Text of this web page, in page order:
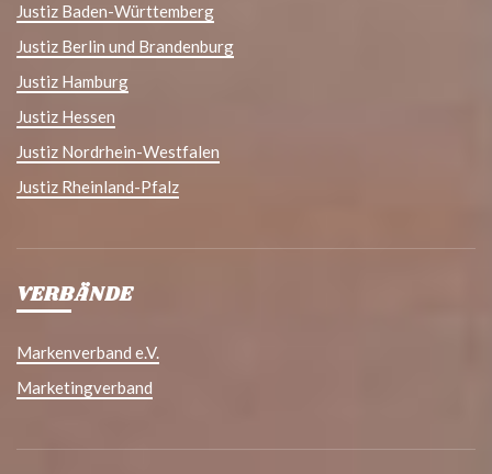
Justiz Baden-Württemberg
Justiz Berlin und Brandenburg
Justiz Hamburg
Justiz Hessen
Justiz Nordrhein-Westfalen
Justiz Rheinland-Pfalz
VERBÄNDE
Markenverband e.V.
Marketingverband